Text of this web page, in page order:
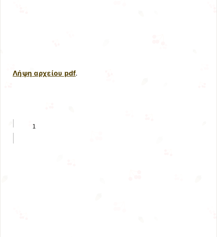
Λήψη αρχείου pdf.